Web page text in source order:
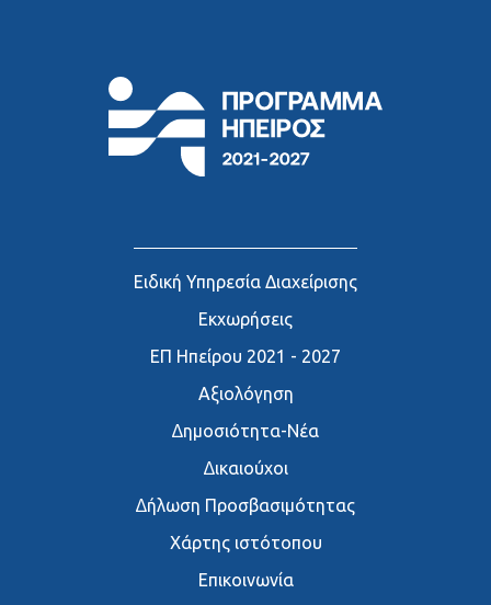
Ειδική Υπηρεσία Διαχείρισης
Εκχωρήσεις
ΕΠ Ηπείρου 2021 - 2027
Αξιολόγηση
∆ημοσιότητα-Νέα
∆ικαιούχοι
∆ήλωση Προσβασιμότητας
Χάρτης ιστότοπου
Επικοινωνία